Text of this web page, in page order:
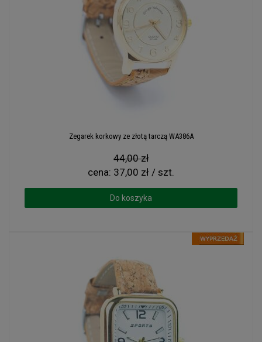
Zegarek korkowy ze złotą tarczą WA386A
44,00 zł
cena: 37,00 zł / szt.
Do koszyka